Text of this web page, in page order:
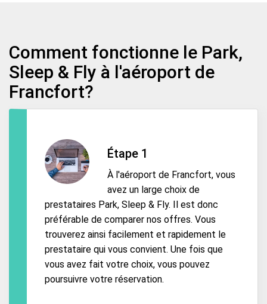
Comment fonctionne le Park,
Sleep & Fly à l'aéroport de
Francfort?
Étape 1
À l'aéroport de Francfort, vous
avez un large choix de
prestataires Park, Sleep & Fly. Il est donc
préférable de comparer nos offres. Vous
trouverez ainsi facilement et rapidement le
prestataire qui vous convient. Une fois que
vous avez fait votre choix, vous pouvez
poursuivre votre réservation.